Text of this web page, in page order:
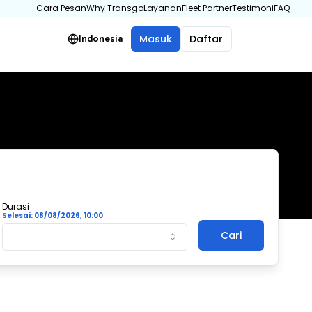
Cara PesanWhy TransgoLayananFleet PartnerTestimoniFAQ
Indonesia Masuk Daftar
Durasi
Selesai: 08/08/2026, 10:00
Cari